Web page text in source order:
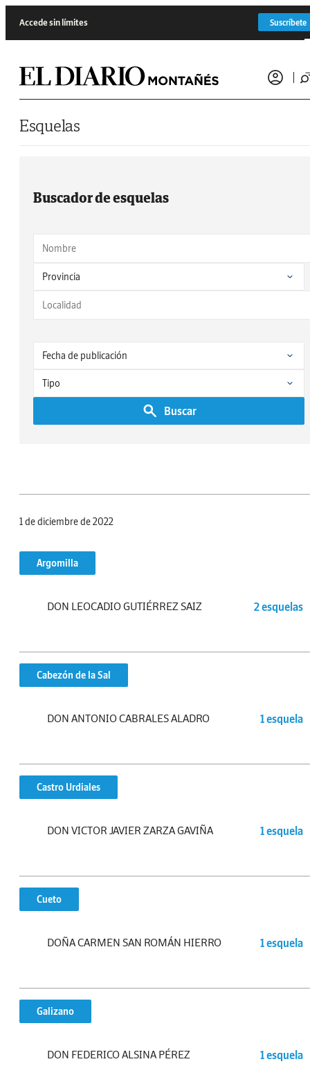
Accede sin límites Suscríbete
Esquelas
Buscador de esquelas
Buscar
1 de diciembre de 2022
Argomilla
DON LEOCADIO GUTIÉRREZ SAIZ 2 esquelas
Cabezón de la Sal
DON ANTONIO CABRALES ALADRO 1 esquela
Castro Urdiales
DON VICTOR JAVIER ZARZA GAVIÑA 1 esquela
Cueto
DOÑA CARMEN SAN ROMÁN HIERRO 1 esquela
Galizano
DON FEDERICO ALSINA PÉREZ 1 esquela